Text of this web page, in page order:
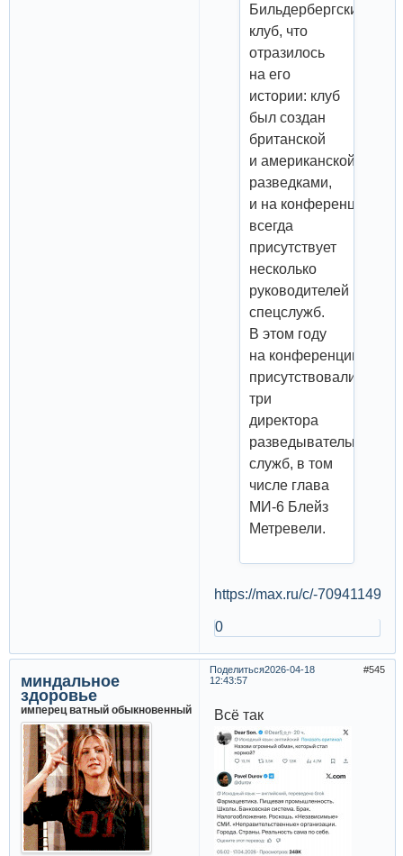
Бильдербергский
клуб, что
отразилось
на его
истории: клуб
был создан
британской
и американской
разведками,
и на конференциях
всегда
присутствует
несколько
руководителей
спецслужб.
В этом году
на конференции
присутствовали
три
директора
разведывательных
служб, в том
числе глава
МИ-6 Блейз
Метревели.
https://max.ru/c/-
0
Поделиться 545
2026-04-18
12:43:57
миндальное
здоровье
имперец ватный обыкновенный Всё так